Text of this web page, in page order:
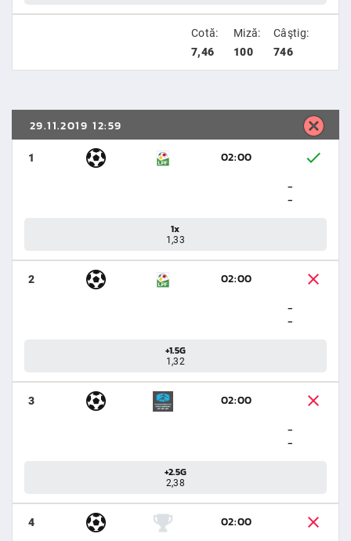
Cotă:
7,46
Miză:
100
Câştig:
746
29.11.2019 12:59
1
02:00
-
-
1x
1,33
2
02:00
-
-
+1.5G
1,32
3
02:00
-
-
+2.5G
2,38
4
02:00